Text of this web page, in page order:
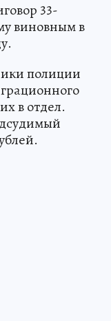
33-
виновным в
полиции
в отдел.